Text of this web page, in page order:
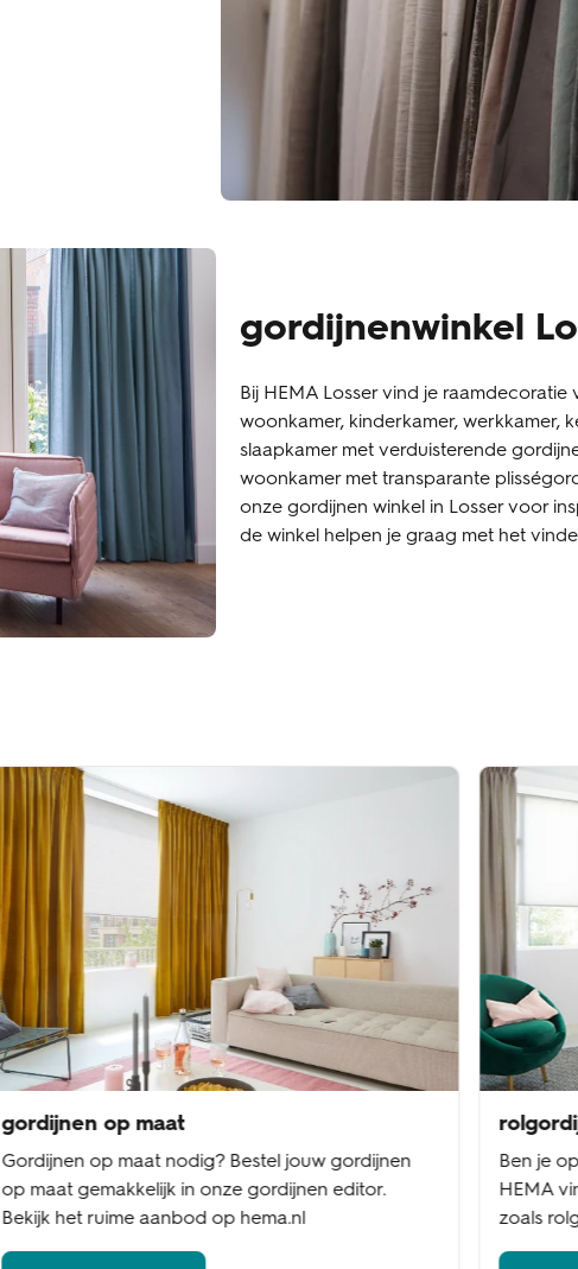
gordijnenwinkel
Bij HEMA Losser vind je
woonkamer, kinderkamer, werkkamer,
slaapkamer met verduisterende
woonkamer met transparante
onze gordijnen winkel in Losser voor
de winkel helpen je graag met het
gordijnen op maat
Gordijnen op maat nodig? Bestel jouw gordijnen
op maat gemakkelijk in onze gordijnen editor.
Bekijk het ruime aanbod op hema.nl
Ben je
HEMA
zoals